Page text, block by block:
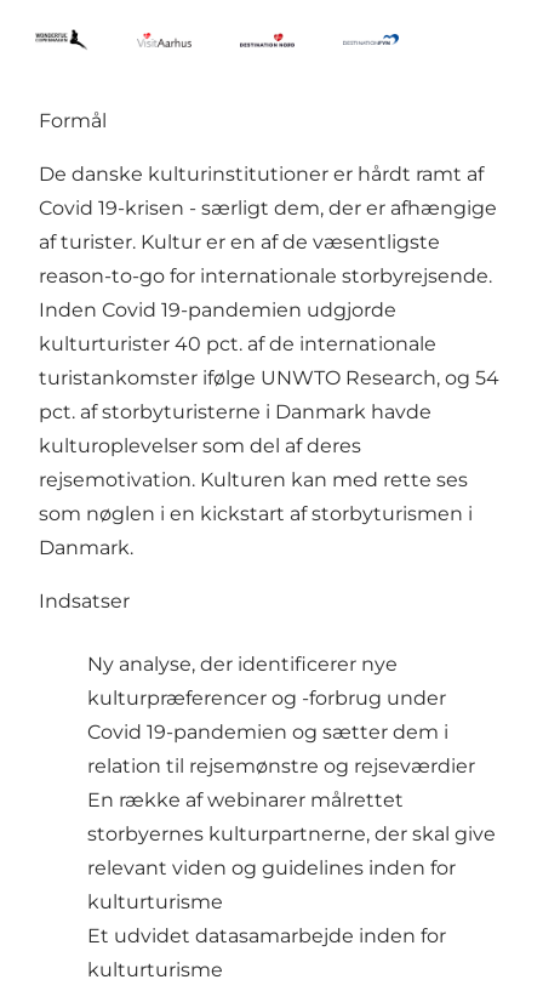
Formål
De danske kulturinstitutioner er hårdt ramt af
Covid 19-krisen - særligt dem, der er afhængige
af turister. Kultur er en af de væsentligste
reason-to-go for internationale storbyrejsende.
Inden Covid 19-pandemien udgjorde
kulturturister 40 pct. af de internationale
turistankomster ifølge UNWTO Research, og 54
pct. af storbyturisterne i Danmark havde
kulturoplevelser som del af deres
rejsemotivation. Kulturen kan med rette ses
som nøglen i en kickstart af storbyturismen i
Danmark.
Indsatser
Ny analyse, der identificerer nye
kulturpræferencer og -forbrug under
Covid 19-pandemien og sætter dem i
relation til rejsemønstre og rejseværdier
En række af webinarer målrettet
storbyernes kulturpartnerne, der skal give
relevant viden og guidelines inden for
kulturturisme
Et udvidet datasamarbejde inden for
kulturturisme